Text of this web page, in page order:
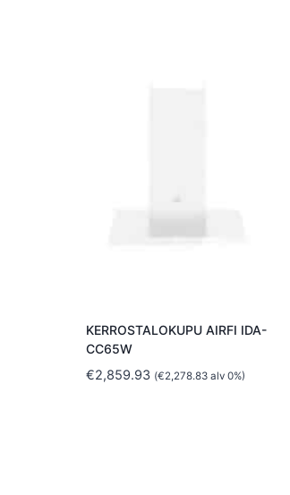
KERROSTALOKUPU AIRFI IDA-
CC65W
€2,859.93 (€2,278.83alv 0%)